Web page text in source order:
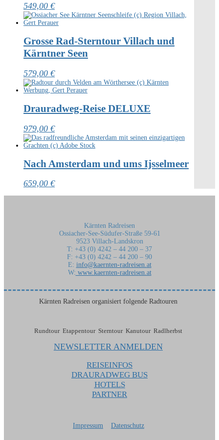
549,00 €
Grosse Rad-Sterntour Villach und
Kärntner Seen
579,00 €
Drauradweg-Reise DELUXE
979,00 €
Nach Amsterdam und ums Ijsselmeer
659,00 €
Kärnten Radreisen
Ossiacher-See-Südufer-Straße 59-61
9523 Villach-Landskron
T: +43 (0) 4242 – 44 200 – 37
F: +43 (0) 4242 – 44 200 – 90
E: info@kaernten-radreisen.at
W: www.kaernten-radreisen.at
Kärnten Radreisen organisiert folgende Radtouren
Rundtour Etappentour Sterntour Kanutour Radlherbst
NEWSLETTER ANMELDEN
REISEINFOS
DRAURADWEG BUS
HOTELS
PARTNER
Impressum Datenschutz